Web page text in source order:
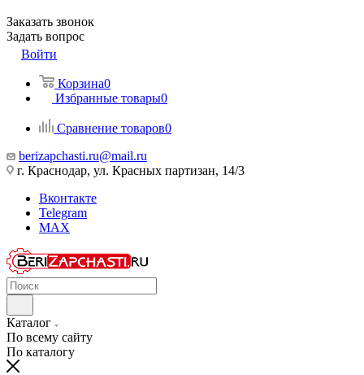
Заказать звонок
Задать вопрос
Войти
Корзина0
Избранные товары0
Сравнение товаров0
berizapchasti.ru@mail.ru
г. Краснодар, ул. Красных партизан, 14/3
Вконтакте
Telegram
MAX
Каталог
По всему сайту
По каталогу